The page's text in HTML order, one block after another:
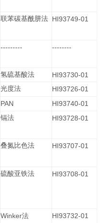
联苯碳基酰肼法 HI93749-01
--------- --------
氢硫基酸法 HI93730-01
光度法 HI93726-01
PAN HI93740-01
镉法 HI93728-01
叠氮比色法 HI93707-01
硫酸亚铁法 HI93708-01
Winker法 HI93732-01